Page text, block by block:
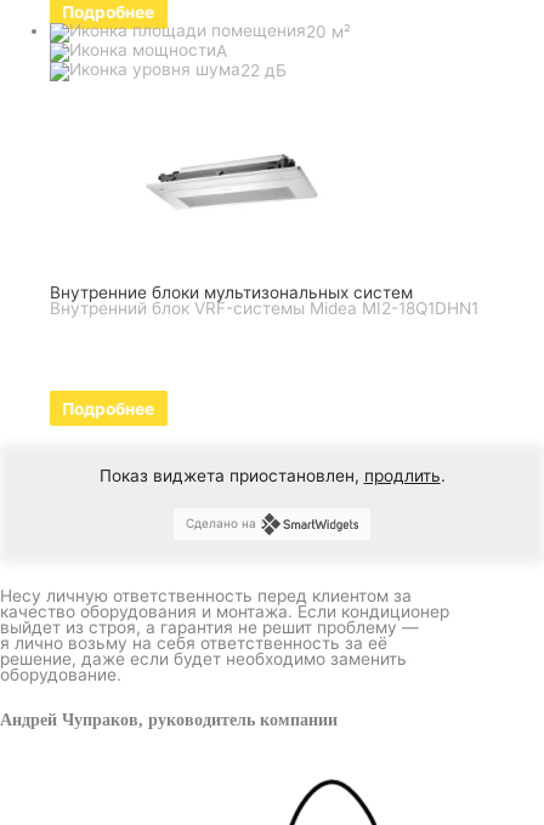
Подробнее
20 м²
A
22 дБ
Внутренние блоки мультизональных систем
Внутренний блок VRF-системы Midea MI2-18Q1DHN1
Подробнее
Показ виджета приостановлен, продлить.
Сделано на
Несу личную ответственность перед клиентом за
качество оборудования и монтажа. Если кондиционер
выйдет из строя, а гарантия не решит проблему —
я лично возьму на себя ответственность за её
решение, даже если будет необходимо заменить
оборудование.
Андрей Чупраков, руководитель компании